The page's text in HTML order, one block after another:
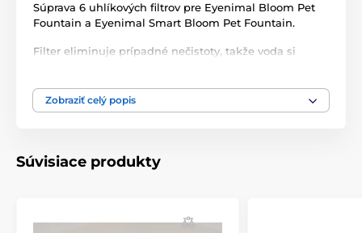
Súprava 6 uhlíkových filtrov pre Eyenimal Bloom Pet
Fountain a Eyenimal Smart Bloom Pet Fountain.
Filter eliminuje prípadné nečistoty, takže voda si
Technické špecifikácie sa môžu zmeniť bez
predchádzajúceho upozornenia. Obrázky majú len
Zobraziť celý popis
Súvisiace produkty